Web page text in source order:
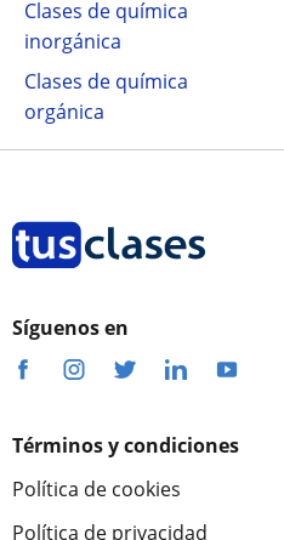
Clases de química
inorgánica
Clases de química
orgánica
Síguenos en
Términos y condiciones
Política de cookies
Política de privacidad